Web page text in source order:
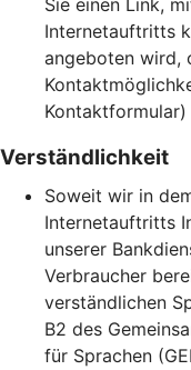
Sie einen Link,
Internetauftritts
angeboten wird,
Kontaktformular)
Verständlichkeit
Soweit wir in
Internetauftritts
unserer
Verbraucher
verständlichen
B2 des
für Sprachen